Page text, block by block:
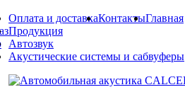
Оплата и доставкаКонтактыГлавная
Продукция
Автозвук
Акустические системы и сабвуферы